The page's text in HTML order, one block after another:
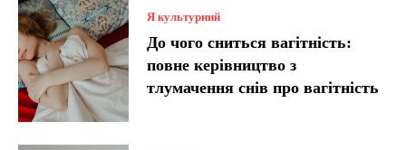
Я культурний
До чого сниться вагітність:
повне керівництво з
тлумачення снів про вагітність